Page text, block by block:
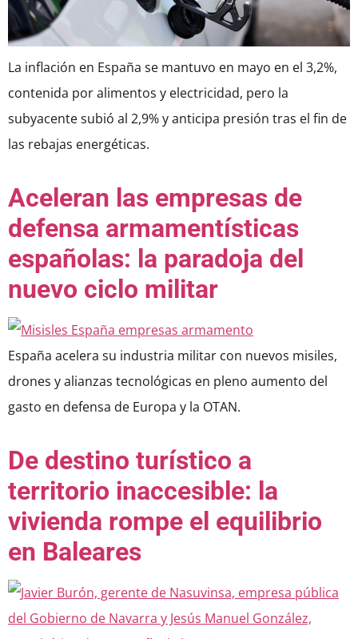
La inflación en España se mantuvo en mayo en el 3,2%,
contenida por alimentos y electricidad, pero la
subyacente subió al 2,9% y anticipa presión tras el fin de
las rebajas energéticas.
Aceleran las empresas de
defensa armamentísticas
españolas: la paradoja del
nuevo ciclo militar
España acelera su industria militar con nuevos misiles,
drones y alianzas tecnológicas en pleno aumento del
gasto en defensa de Europa y la OTAN.
De destino turístico a
territorio inaccesible: la
vivienda rompe el equilibrio
en Baleares